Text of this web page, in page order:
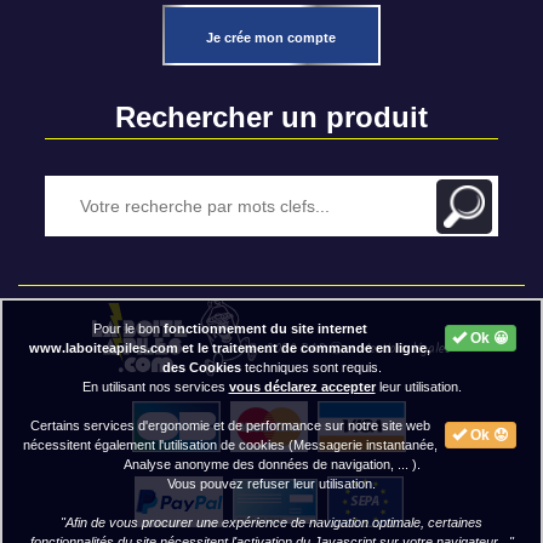
Je crée mon compte
Rechercher un produit
2020 BAP ⓒ - Mentions légales
Ok 😀
Pour le bonfonctionnement du site internet
www.laboiteapiles.com et le traitement de commande en ligne,
des Cookiestechniques sont requis.
En utilisant nos services vous déclarez accepterleur utilisation.
Ok 😟
Certains services d'ergonomie et de performance sur notre site web
nécessitent également l'utilisation de cookies (Messagerie instantanée,
Analyse anonyme des données de navigation, ... ).
Vous pouvez refuser leur utilisation.
"Afin de vous procurer une expérience de navigation optimale, certaines